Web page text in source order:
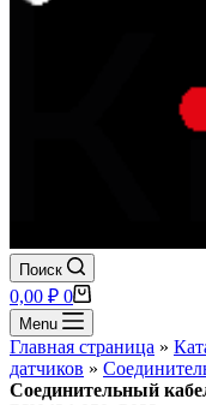
Поиск
Корзина
0,00 ₽ 0
Menu
Главная страница »
датчиков »
Соединительный